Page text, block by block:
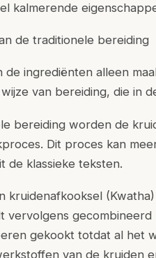
kalmerende
de traditionele bereiding
de ingrediënten alleen
van bereiding, die in
bereiding worden de
Dit proces kan
de klassieke teksten.
kruidenafkooksel
vervolgens
gekookt totdat al het
van de kruiden